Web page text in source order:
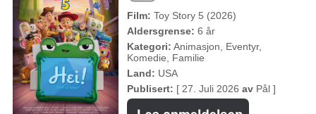
Film: Toy Story 5 (2026)
Aldersgrense: 6 år
Kategori: Animasjon, Eventyr,
Komedie, Familie
Land: USA
Publisert: [ 27. Juli 2026 av Pål ]